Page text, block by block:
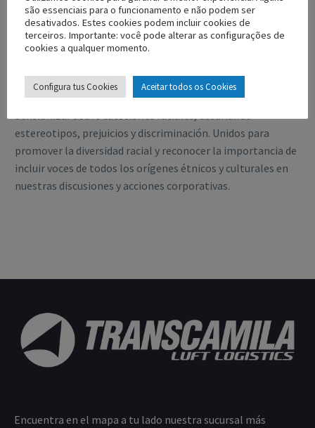
igualdad racial en todas sus formas.
Sensibilizar sobre cuestiones raciales, desafiando
estereotipos, prejuicios y discriminación. Unidos para
promover la diversidad racial y reconocer la importancia de
incluir voces de todos los orígenes étnicos y culturales en
nuestras discusiones y acciones corporativas.
Encuentra en el mapa a tu lado nuestra sucursal más
são essenciais para o funcionamento e não podem ser
desativados. Estes cookies podem incluir cookies de
terceiros. Importante: você pode alterar as configurações de
cookies a qualquer momento.
Configura tus Cookies Aceitar todos os Cookies